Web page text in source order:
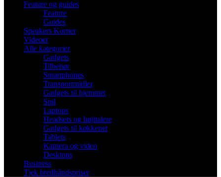
Feature og guides
Feature
Guides
Speakers Korner
Videoer
Alle kategorier
Gadgets
Tilbehør
Smartphones
Transportmidler
Gadgets til hjemmet
Spil
Laptops
Headsets og højttalere
Gadgets til køkkenet
Tablets
Kamera og video
Desktops
Business
Tjek bredbåndspriser